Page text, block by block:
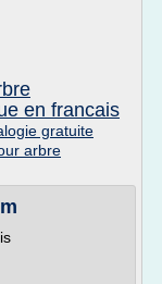
en francais
gratuite
arbre